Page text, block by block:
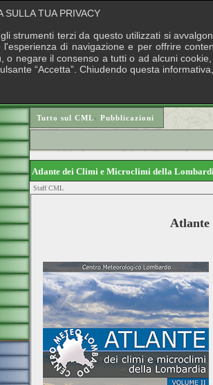
Tutto sul CML› Pubblicazioni
Atlante dei Climi e Microclimi della
Staff CML
Atlante
SULLA TUA PRIVACY
strumenti terzi da questo utilizzati si
l'esperienza di navigazione e per offrire
o negare il consenso a tutti o ad alcuni
“Accetta”. Chiudendo questa